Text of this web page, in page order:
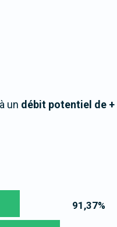
un débit potentiel de +
91,37%